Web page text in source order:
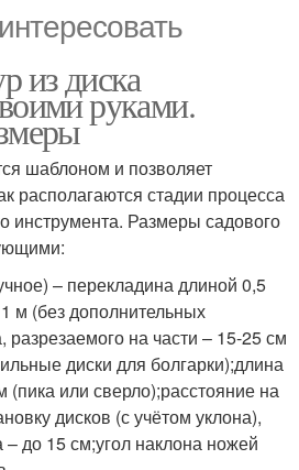
из диска
руками.
шаблоном и позволяет
располагаются стадии процесса
инструмента. Размеры садового
– перекладина длиной 0,5
м (без дополнительных
разрезаемого на части – 15-25 см
диски для болгарки);длина
(пика или сверло);расстояние на
дисков (с учётом уклона),
– до 15 см;угол наклона ножей